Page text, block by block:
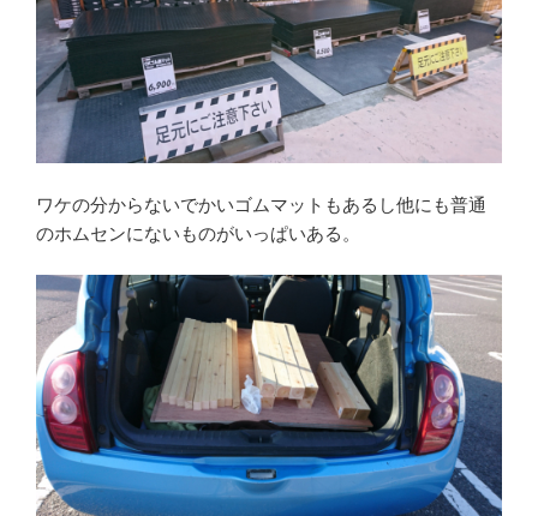
ワケの分からないでかいゴムマットもあるし他にも普通
のホムセンにないものがいっぱいある。